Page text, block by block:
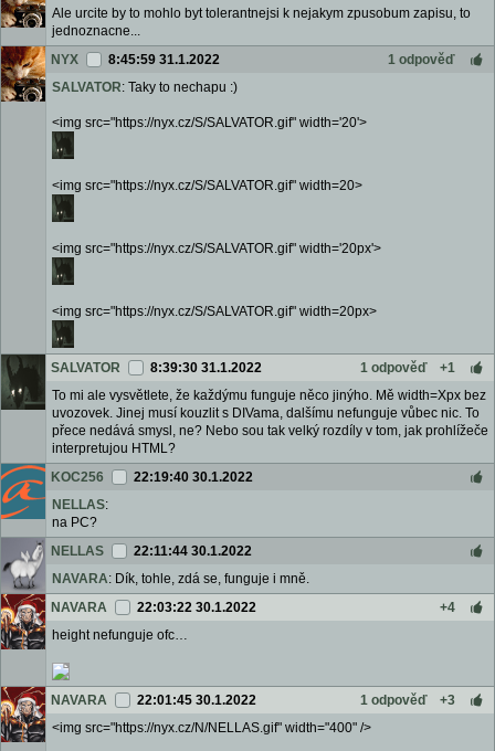
Ale urcite by to mohlo byt tolerantnejsi k nejakym zpusobum zapisu, to
jednoznacne...
NYX
8:45:59 31.1.2022
1 odpověď
SALVATOR: Taky to nechapu :)
<img src="https://nyx.cz/S/SALVATOR.gif" width='20'>
<img src="https://nyx.cz/S/SALVATOR.gif" width=20>
<img src="https://nyx.cz/S/SALVATOR.gif" width='20px'>
<img src="https://nyx.cz/S/SALVATOR.gif" width=20px>
SALVATOR 8:39:30 31.1.2022 1 odpověď
+1
To mi ale vysvětlete, že každýmu funguje něco jinýho. Mě width=Xpx bez
uvozovek. Jinej musí kouzlit s DIVama, dalšímu nefunguje vůbec nic. To
přece nedává smysl, ne? Nebo sou tak velký rozdíly v tom, jak prohlížeče
interpretujou HTML?
KOC256
22:19:40 30.1.2022
NELLAS:
na PC?
NELLAS
22:11:44 30.1.2022
NAVARA: Dík, tohle, zdá se, funguje i mně.
NAVARA
22:03:22 30.1.2022
+4
height nefunguje ofc…
NAVARA 22:01:45 30.1.2022 1 odpověď
+3
<img src="https://nyx.cz/N/NELLAS.gif" width="400" />